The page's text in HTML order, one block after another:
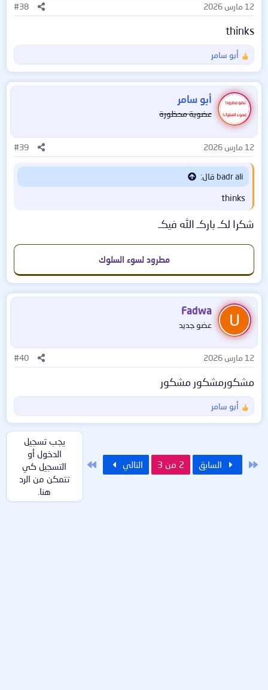
12 مارس 2026 #38
thinks
ل
ت
ف
ا
ع
ا
ت
:
أبو سامر
أبو سامر
عضوية محظورة
12 مارس 2026 #39
badr ali قال:
thinks
شكرا لكـ باركـ الله فيكـ
مطرود لسوء السلوك
Fadwa
عضو جديد
12 مارس 2026 #40
مشكورمشكور مشكور
ل
ع
أبو سامر
الأول السابق 2 من 3 التالي
يجب تسجيل
الدخول أو
التسجيل كي
تتمكن من الرد
هنا.